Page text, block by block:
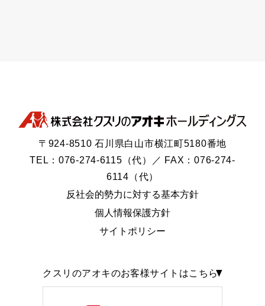
〒924-8510 石川県白山市横江町5180番地
TEL：076-274-6115（代）／ FAX：076-274-
6114（代）
反社会的勢力に対する基本方針
個人情報保護方針
サイトポリシー
クスリのアオキのお客様サイトはこちら